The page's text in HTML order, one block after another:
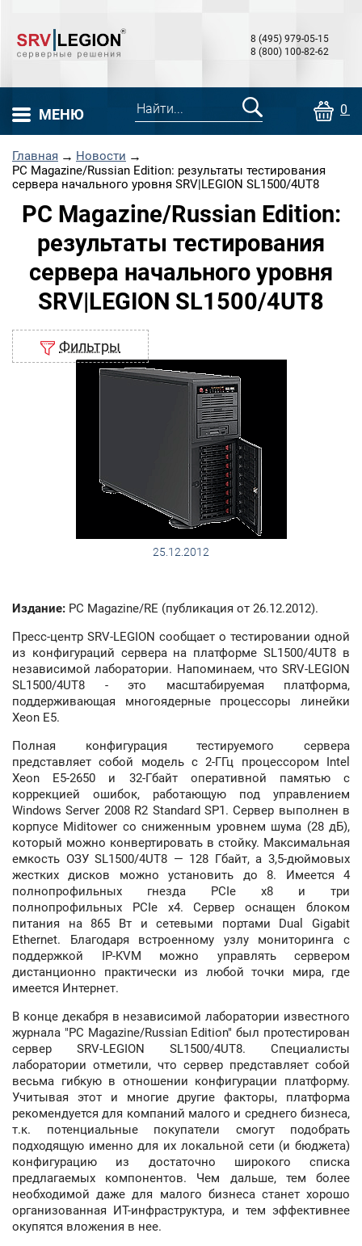
8 (495) 979-05-15
8 (800) 100-82-62
МЕНЮ 0
Главная → Новости →
PC Magazine/Russian Edition: результаты тестирования
сервера начального уровня SRV|LEGION SL1500/4UT8
PC Magazine/Russian Edition:
результаты тестирования
сервера начального уровня
SRV|LEGION SL1500/4UT8
Фильтры
25.12.2012
Издание: PC Magazine/RE (публикация от 26.12.2012).
Пресс-центр SRV-LEGION сообщает о тестировании одной
из конфигураций сервера на платформе SL1500/4UT8 в
независимой лаборатории. Напоминаем, что SRV-LEGION
SL1500/4UT8 - это масштабируемая платформа,
поддерживающая многоядерные процессоры линейки
Xeon E5.
Полная конфигурация тестируемого сервера
представляет собой модель с 2-ГГц процессором Intel
Xeon E5-2650 и 32-Гбайт оперативной памятью с
коррекцией ошибок, работающую под управлением
Windows Server 2008 R2 Standard SP1. Сервер выполнен в
корпусе Miditower со сниженным уровнем шума (28 дБ),
который можно конвертировать в стойку. Максимальная
емкость ОЗУ SL1500/4UT8 — 128 Гбайт, а 3,5-дюймовых
жестких дисков можно установить до 8. Имеется 4
полнопрофильных гнезда PCIe x8 и три
полнопрофильных PCIe x4. Сервер оснащен блоком
питания на 865 Вт и сетевыми портами Dual Gigabit
Ethernet. Благодаря встроенному узлу мониторинга с
поддержкой IP-KVM можно управлять сервером
дистанционно практически из любой точки мира, где
имеется Интернет.
В конце декабря в независимой лаборатории известного
журнала "PC Magazine/Russian Edition" был протестирован
сервер SRV-LEGION SL1500/4UT8. Специалисты
лаборатории отметили, что сервер представляет собой
весьма гибкую в отношении конфигурации платформу.
Учитывая этот и многие другие факторы, платформа
рекомендуется для компаний малого и среднего бизнеса,
т.к. потенциальные покупатели смогут подобрать
подходящую именно для их локальной сети (и бюджета)
конфигурацию из достаточно широкого списка
предлагаемых компонентов. Чем дальше, тем более
необходимой даже для малого бизнеса станет хорошо
организованная ИТ-инфраструктура, и тем эффективнее
окупятся вложения в нее.